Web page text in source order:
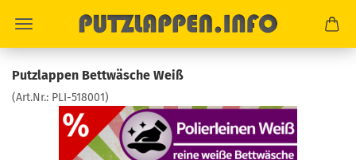
Putzlappen Bettwäsche Weiß
(Art.Nr.: PLI-518001)